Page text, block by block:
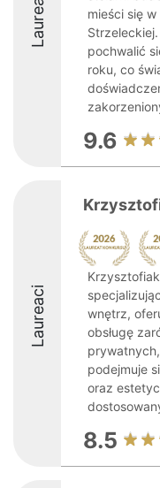
Laureaci
mieści się
pochwalić
roku, co
9.6
Laureaci
wnętrz,
obsługę
podejmuje
oraz
8.5